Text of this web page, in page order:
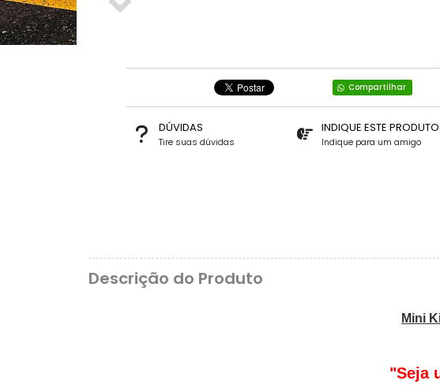
Compartilhar
DÚVIDAS
Tire suas dúvidas
INDIQUE ESTE PRODUTO
Indique para um amigo
Descrição do Produto
Mini
"Seja